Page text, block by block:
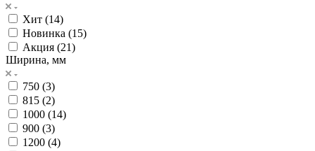
Хит (14)
Новинка (15)
Акция (21)
Ширина, мм
750 (3)
815 (2)
1000 (14)
900 (3)
1200 (4)